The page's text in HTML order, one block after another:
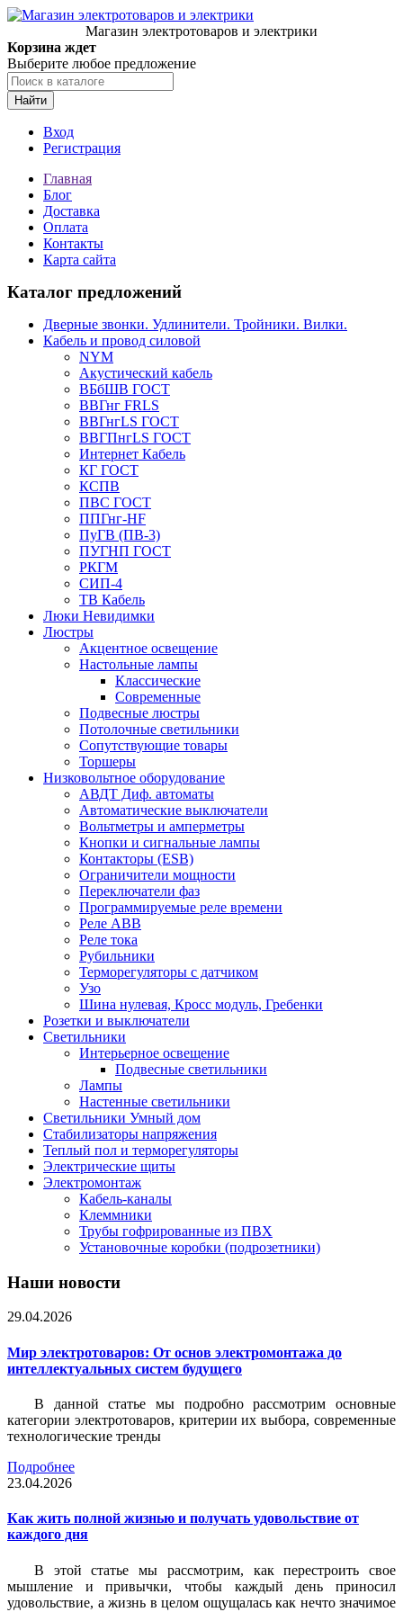
Магазин электротоваров и электрики
Корзина ждет
Выберите любое предложение
Найти
Вход
Регистрация
Главная
Блог
Доставка
Оплата
Контакты
Карта сайта
Каталог предложений
Дверные звонки. Удлинители. Тройники. Вилки.
Кабель и провод силовой
NYM
Акустический кабель
ВБбШВ ГОСТ
ВВГнг FRLS
ВВГнгLS ГОСТ
ВВГПнгLS ГОСТ
Интернет Кабель
КГ ГОСТ
КСПВ
ПВС ГОСТ
ППГнг-HF
ПуГВ (ПВ-3)
ПУГНП ГОСТ
РКГМ
СИП-4
ТВ Кабель
Люки Невидимки
Люстры
Акцентное освещение
Настольные лампы
Классические
Современные
Подвесные люстры
Потолочные светильники
Сопутствующие товары
Торшеры
Низковольтное оборудование
АВДT Диф. автоматы
Автоматические выключатели
Вольтметры и амперметры
Кнопки и сигнальные лампы
Контакторы (ESB)
Ограничители мощности
Переключатели фаз
Программируемые реле времени
Реле ABB
Реле тока
Рубильники
Терморегуляторы с датчиком
Узо
Шина нулевая, Кросс модуль, Гребенки
Розетки и выключатели
Светильники
Интерьерное освещение
Подвесные светильники
Лампы
Настенные светильники
Светильники Умный дом
Стабилизаторы напряжения
Теплый пол и терморегуляторы
Электрические щиты
Электромонтаж
Кабель-каналы
Клеммники
Трубы гофрированные из ПВХ
Установочные коробки (подрозетники)
Наши новости
29.04.2026
Мир электротоваров: От основ электромонтажа до
интеллектуальных систем будущего
В данной статье мы подробно рассмотрим основные
категории электротоваров, критерии их выбора, современные
технологические тренды
Подробнее
23.04.2026
Как жить полной жизнью и получать удовольствие от
каждого дня
В этой статье мы рассмотрим, как перестроить свое
мышление и привычки, чтобы каждый день приносил
удовольствие, а жизнь в целом ощущалась как нечто значимое